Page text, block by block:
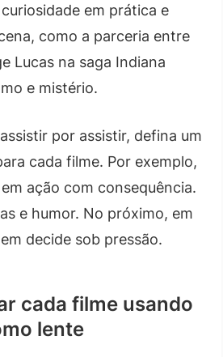
em prática e
como a parceria entre
Lucas na saga Indiana
e mistério.
por assistir, defina um
cada filme. Por exemplo,
ação com consequência.
e humor. No próximo, em
decide sob pressão.
cada filme usando
lente